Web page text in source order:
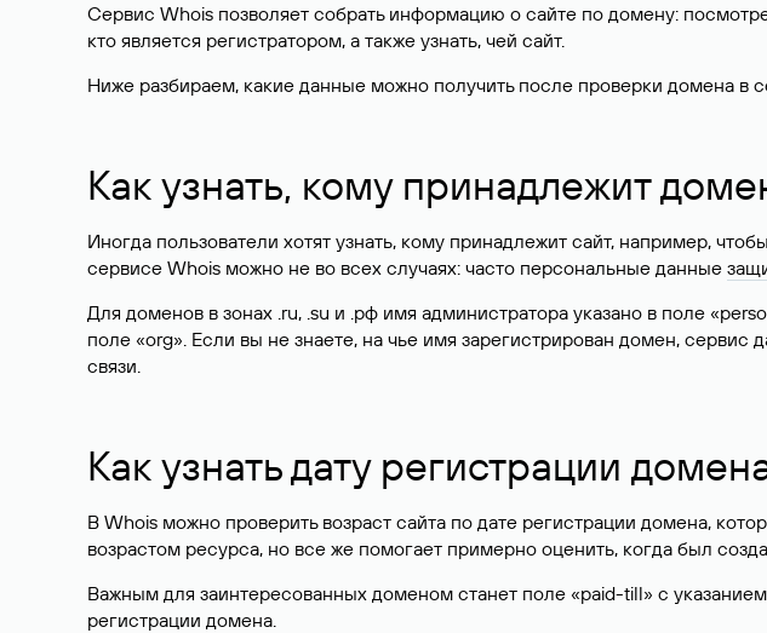
Сервис Whois позволяет собрать информацию о сайте по домену:
кто является регистратором, а также узнать, чей сайт.
Ниже разбираем, какие данные можно получить после проверки домена в
Как узнать, кому принадлежит
Иногда пользователи хотят узнать, кому принадлежит сайт, например,
сервисе Whois можно не во всех случаях: часто персональные данные
Для доменов в зонах .ru, .su и .рф имя администратора указано в поле
поле «org». Если вы не знаете, на чье имя зарегистрирован домен,
связи.
Как узнать дату регистрации
В Whois можно проверить возраст сайта по дате регистрации домена,
возрастом ресурса, но все же помогает примерно оценить, когда был
Важным для заинтересованных доменом станет поле «paid-till» с
регистрации домена.